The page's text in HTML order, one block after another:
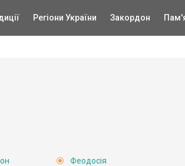
Регіони України Закордон
Феодосія